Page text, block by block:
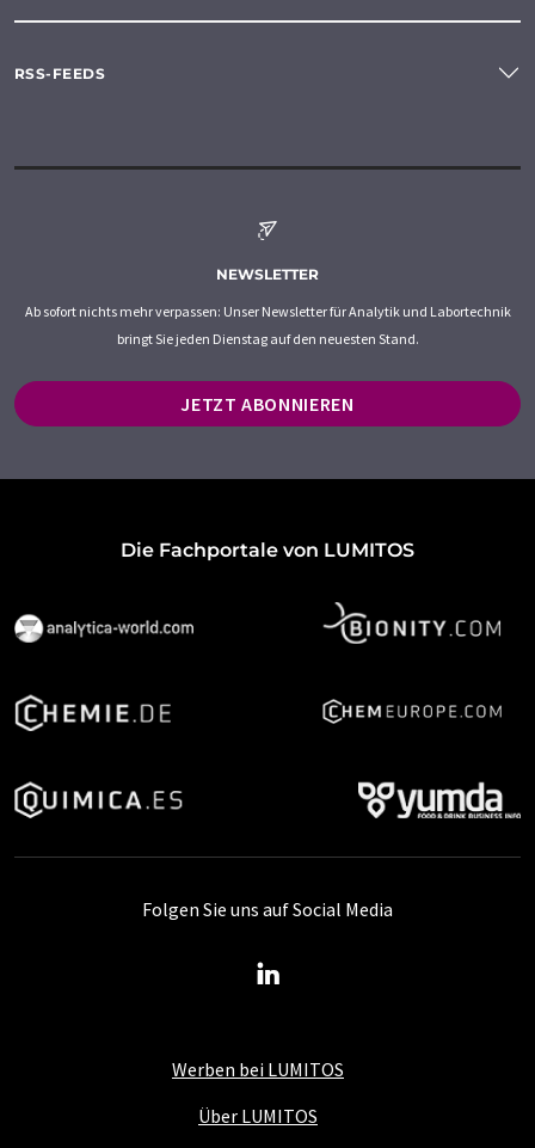
RSS-FEEDS
NEWSLETTER
Ab sofort nichts mehr verpassen: Unser Newsletter für Analytik und Labortechnik
bringt Sie jeden Dienstag auf den neuesten Stand.
JETZT ABONNIEREN
Die Fachportale von LUMITOS
Werben bei LUMITOS
Über LUMITOS
Folgen Sie uns auf Social Media